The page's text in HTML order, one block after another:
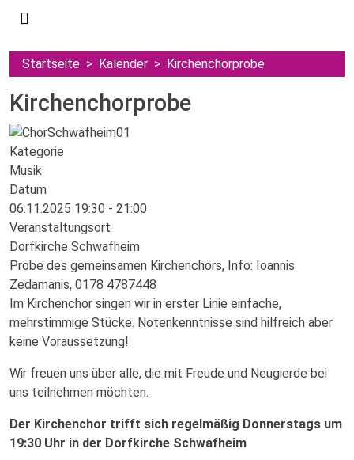
Startseite Kalender Kirchenchorprobe
Kirchenchorprobe
Kategorie
Musik
Datum
06.11.2025 19:30 - 21:00
Veranstaltungsort
Dorfkirche Schwafheim
Probe des gemeinsamen Kirchenchors, Info: Ioannis
Zedamanis, 0178 4787448
Im Kirchenchor singen wir in erster Linie einfache,
mehrstimmige Stücke. Notenkenntnisse sind hilfreich aber
keine Voraussetzung!
Wir freuen uns über alle, die mit Freude und Neugierde bei
uns teilnehmen möchten.
Der Kirchenchor trifft sich regelmäßig Donnerstags um
19:30 Uhr in der Dorfkirche Schwafheim